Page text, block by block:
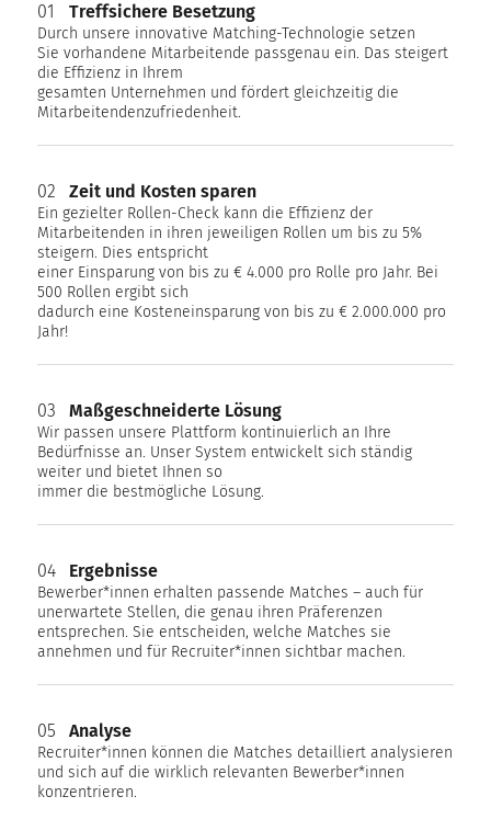
01 Treffsichere Besetzung
Durch unsere innovative Matching-Technologie setzen
Sie vorhandene Mitarbeitende passgenau ein. Das steigert
die Effizienz in Ihrem
gesamten Unternehmen und fördert gleichzeitig die
Mitarbeitendenzufriedenheit.
02 Zeit und Kosten sparen
Ein gezielter Rollen-Check kann die Effizienz der
Mitarbeitenden in ihren jeweiligen Rollen um bis zu 5%
steigern. Dies entspricht
einer Einsparung von bis zu € 4.000 pro Rolle pro Jahr. Bei
500 Rollen ergibt sich
dadurch eine Kosteneinsparung von bis zu € 2.000.000 pro
Jahr!
03 Maßgeschneiderte Lösung
Wir passen unsere Plattform kontinuierlich an Ihre
Bedürfnisse an. Unser System entwickelt sich ständig
weiter und bietet Ihnen so
immer die bestmögliche Lösung.
04 Ergebnisse
Bewerber*innen erhalten passende Matches – auch für
unerwartete Stellen, die genau ihren Präferenzen
entsprechen. Sie entscheiden, welche Matches sie
annehmen und für Recruiter*innen sichtbar machen.
05 Analyse
Recruiter*innen können die Matches detailliert analysieren
und sich auf die wirklich relevanten Bewerber*innen
konzentrieren.